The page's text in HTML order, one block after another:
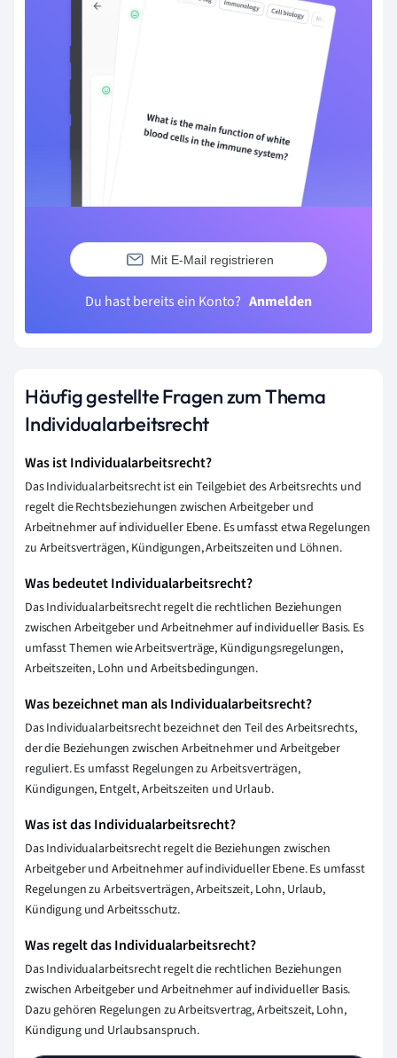
Mit E-Mail registrieren
Du hast bereits ein Konto? Anmelden
Häufig gestellte Fragen zum Thema
Individualarbeitsrecht
Was ist Individualarbeitsrecht?
Das Individualarbeitsrecht ist ein Teilgebiet des Arbeitsrechts und
regelt die Rechtsbeziehungen zwischen Arbeitgeber und
Arbeitnehmer auf individueller Ebene. Es umfasst etwa Regelungen
zu Arbeitsverträgen, Kündigungen, Arbeitszeiten und Löhnen.
Was bedeutet Individualarbeitsrecht?
Das Individualarbeitsrecht regelt die rechtlichen Beziehungen
zwischen Arbeitgeber und Arbeitnehmer auf individueller Basis. Es
umfasst Themen wie Arbeitsverträge, Kündigungsregelungen,
Arbeitszeiten, Lohn und Arbeitsbedingungen.
Was bezeichnet man als Individualarbeitsrecht?
Das Individualarbeitsrecht bezeichnet den Teil des Arbeitsrechts,
der die Beziehungen zwischen Arbeitnehmer und Arbeitgeber
reguliert. Es umfasst Regelungen zu Arbeitsverträgen,
Kündigungen, Entgelt, Arbeitszeiten und Urlaub.
Was ist das Individualarbeitsrecht?
Das Individualarbeitsrecht regelt die Beziehungen zwischen
Arbeitgeber und Arbeitnehmer auf individueller Ebene. Es umfasst
Regelungen zu Arbeitsverträgen, Arbeitszeit, Lohn, Urlaub,
Kündigung und Arbeitsschutz.
Was regelt das Individualarbeitsrecht?
Das Individualarbeitsrecht regelt die rechtlichen Beziehungen
zwischen Arbeitgeber und Arbeitnehmer auf individueller Basis.
Dazu gehören Regelungen zu Arbeitsvertrag, Arbeitszeit, Lohn,
Kündigung und Urlaubsanspruch.